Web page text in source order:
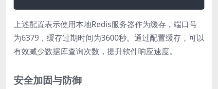
上述配置表示使用本地Redis服务器作为缓存，端口号
为6379，缓存过期时间为3600秒。通过配置缓存，可以
有效减少数据库查询次数，提升软件响应速度。
安全加固与防御